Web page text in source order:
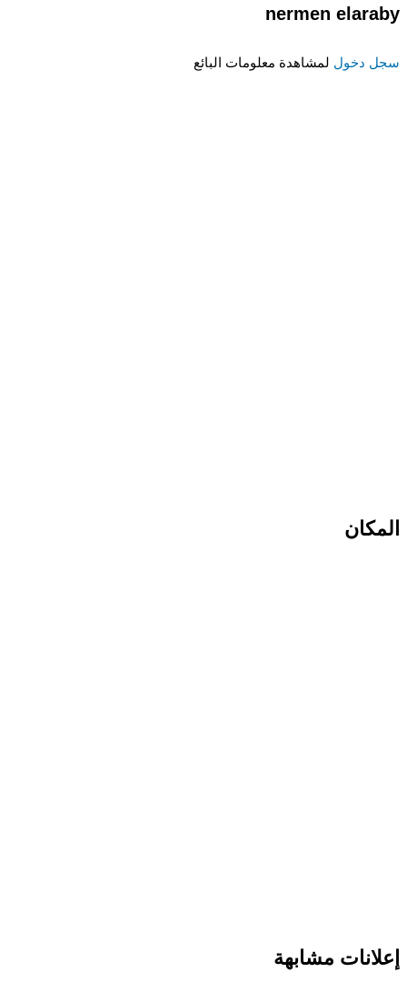
nermen elaraby
سجل دخول لمشاهدة معلومات البائع
المكان
إعلانات مشابهة